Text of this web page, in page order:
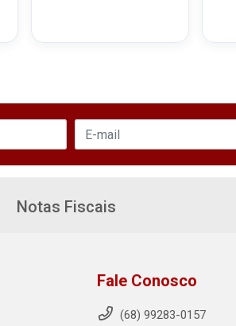
Notas Fiscais
Fale Conosco
(68) 99283-0157